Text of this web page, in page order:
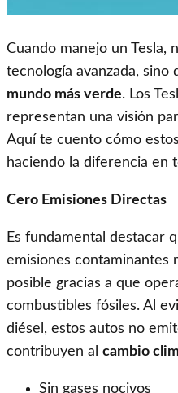
Cuando manejo un Tesla,
tecnología avanzada, sino
mundo más verde. Los
representan una visión
Aquí te cuento cómo
haciendo la diferencia en
Cero Emisiones Directas
Es fundamental destacar
emisiones contaminantes
posible gracias a que
combustibles fósiles. Al
diésel, estos autos no
contribuyen al cambio
Sin gases nocivos